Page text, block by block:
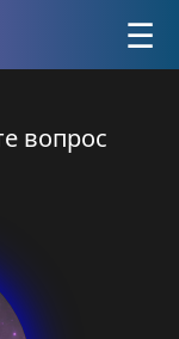
☰
вопрос